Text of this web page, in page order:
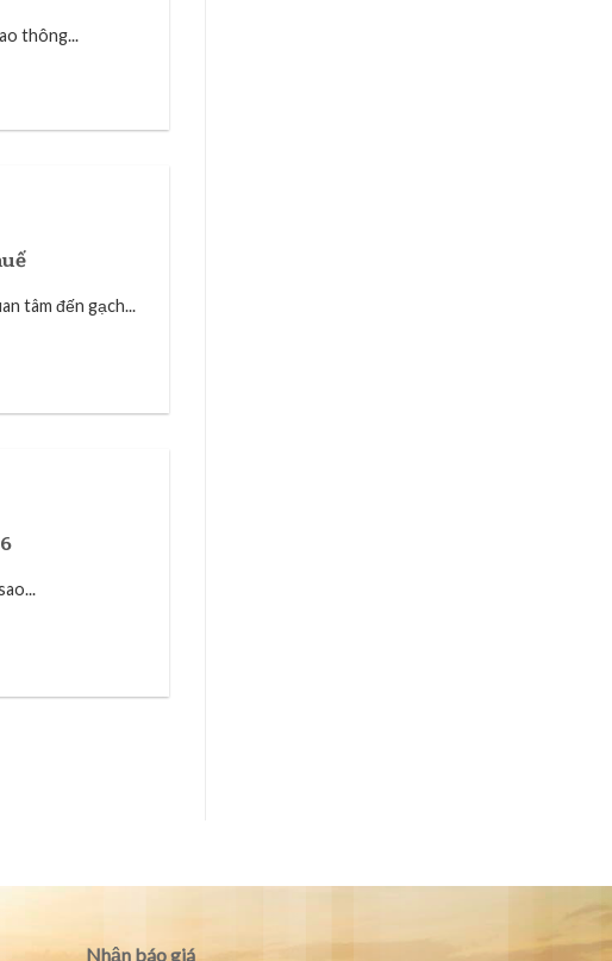
thông...
tâm đến gạch...
Nhận báo giá